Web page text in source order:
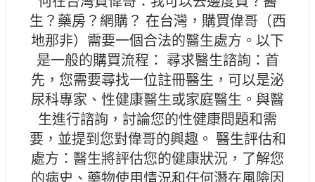
生？藥房？網購？ 在台灣，購買偉哥（西
地那非）需要一個合法的醫生處方。以下
是一般的購買流程： 尋求醫生諮詢：首
先，您需要尋找一位註冊醫生，可以是泌
尿科專家、性健康醫生或家庭醫生。與醫
生進行諮詢，討論您的性健康問題和需
要，並提到您對偉哥的興趣。 醫生評估和
處方：醫生將評估您的健康狀況，了解您